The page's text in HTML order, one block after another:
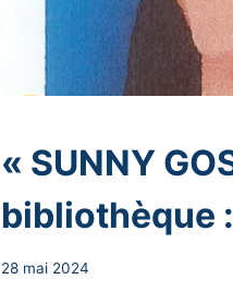
CLASSÉ
« SUNNY
bibliothèque
Par
28 mai 2024